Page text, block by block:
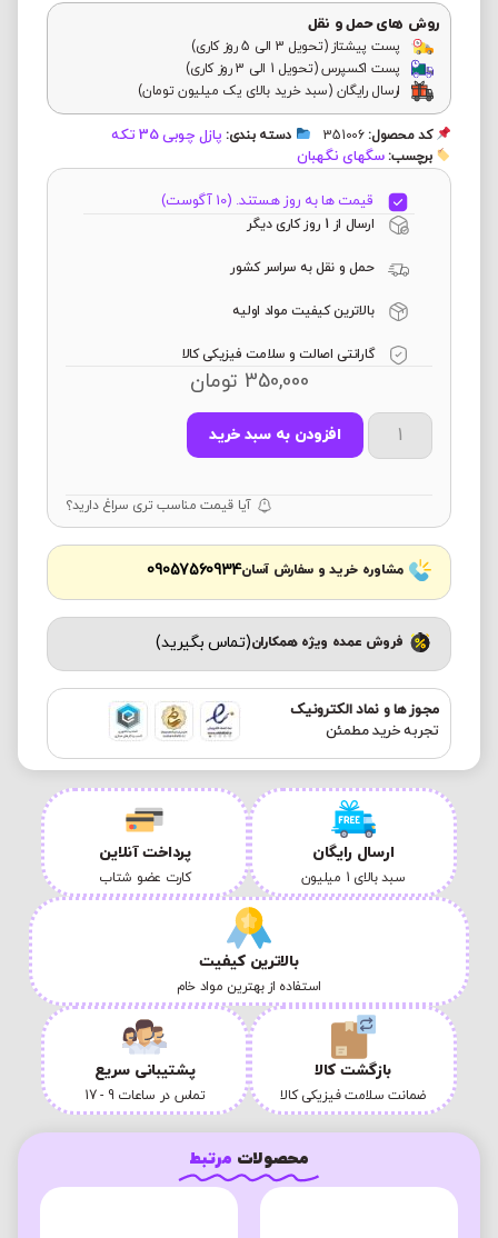
روش های حمل و نقل
پست پیشتاز (تحویل 3 الی 5 روز کاری)
پست اکسپرس (تحویل 1 الی 3 روز کاری)
ارسال رایگان (سبد خرید بالای یک میلیون تومان)
کد محصول:351006 دسته بندی: پازل چوبی 35 تکه
برچسب: سگهای نگهبان
قیمت ها به روز هستند. (10 آگوست)
ارسال از 1 روز کاری دیگر
حمل و نقل به سراسر کشور
بالاترین کیفیت مواد اولیه
گارانتی اصالت و سلامت فیزیکی کالا
350,000 تومان
افزودن به سبد خرید
آیا قیمت مناسب تری سراغ دارید؟
مشاوره خرید و سفارش آسان09057560934
فروش عمده ویژه همکاران(تماس بگیرید)
مجوز ها و نماد الکترونیک
تجربه خرید مطمئن
ارسال رایگان
سبد بالای 1 میلیون
پرداخت آنلاین
کارت عضو شتاب
بالاترین کیفیت
استفاده از بهترین مواد خام
بازگشت کالا
ضمانت سلامت فیزیکی کالا
پشتیبانی سریع
تماس در ساعات 9 - 17
محصولات مرتبط